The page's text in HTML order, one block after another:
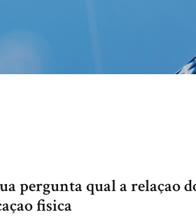
pergunta qual a relaçao
fisica